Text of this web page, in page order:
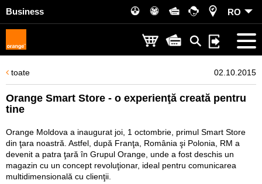
Business RO
toate 02.10.2015
Orange Smart Store - o experienţă creată pentru
tine
Orange Moldova a inaugurat joi, 1 octombrie, primul Smart Store
din ţara noastră. Astfel, după Franţa, România şi Polonia, RM a
devenit a patra ţară în Grupul Orange, unde a fost deschis un
magazin cu un concept revoluţionar, ideal pentru comunicarea
multidimensională cu clienţii.